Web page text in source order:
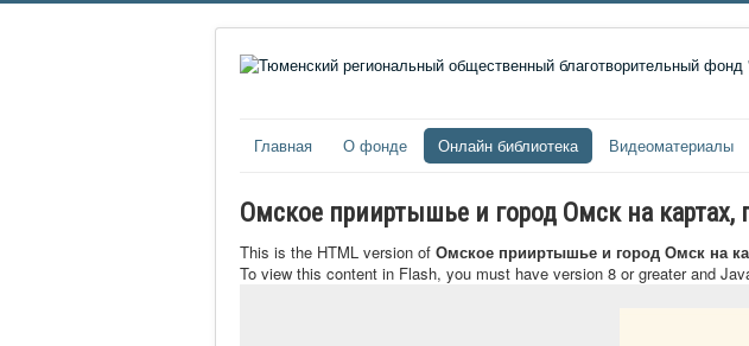
Главная О фонде Онлайн библиотека Видеоматериалы
Омское прииртышье и город Омск на картах,
This is the HTML version of Омское прииртышье и город Омск на
To view this content in Flash, you must have version 8 or greater and